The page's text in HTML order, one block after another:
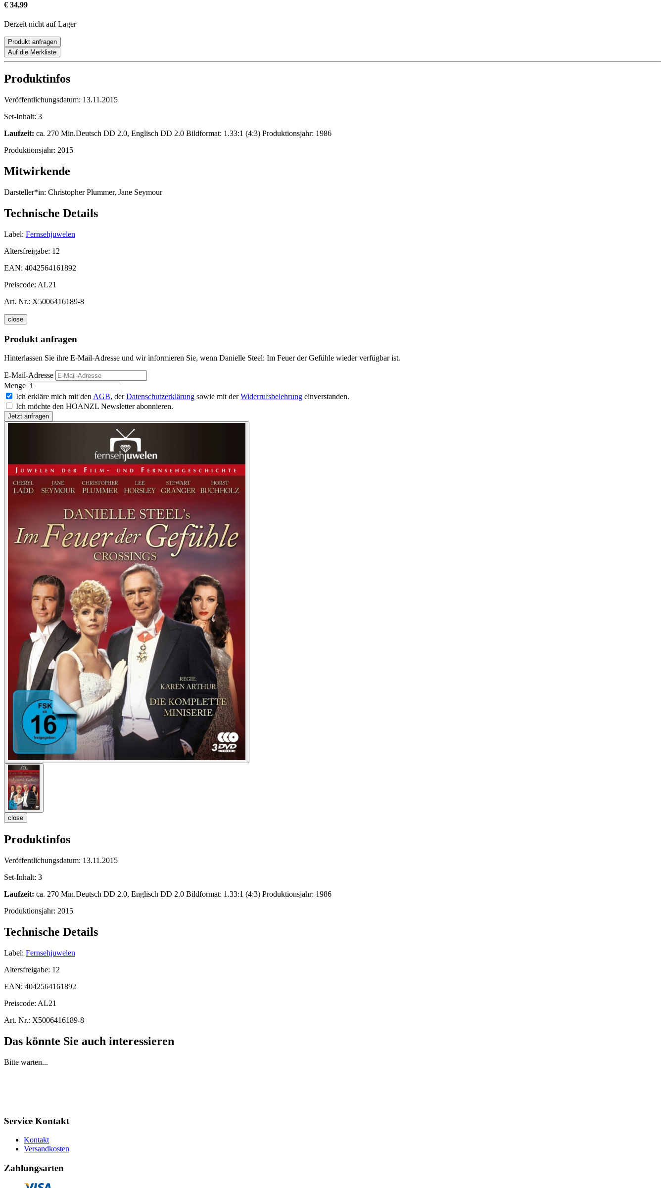
€ 34,99
Derzeit nicht auf Lager
Produkt anfragen
Auf die Merkliste
Produktinfos
Veröffentlichungsdatum: 13.11.2015
Set-Inhalt: 3
Laufzeit: ca. 270 Min.Deutsch DD 2.0, Englisch DD 2.0 Bildformat: 1.33:1 (4:3) Produktionsjahr: 1986
Produktionsjahr: 2015
Mitwirkende
Darsteller*in: Christopher Plummer, Jane Seymour
Technische Details
Label: Fernsehjuwelen
Altersfreigabe: 12
EAN: 4042564161892
Preiscode: AL21
Art. Nr.: X5006416189-8
close
Produkt anfragen
Hinterlassen Sie ihre E-Mail-Adresse und wir informieren Sie, wenn Danielle Steel: Im Feuer der Gefühle wieder verfügbar ist.
E-Mail-Adresse
Menge
Ich erkläre mich mit den AGB, derDatenschutzerklärung sowie mit derWiderrufsbelehrung einverstanden.
Ich möchte den HOANZL Newsletter abonnieren.
close
Produktinfos
Veröffentlichungsdatum: 13.11.2015
Set-Inhalt: 3
Laufzeit: ca. 270 Min.Deutsch DD 2.0, Englisch DD 2.0 Bildformat: 1.33:1 (4:3) Produktionsjahr: 1986
Produktionsjahr: 2015
Technische Details
Label: Fernsehjuwelen
Altersfreigabe: 12
EAN: 4042564161892
Preiscode: AL21
Art. Nr.: X5006416189-8
Das könnte Sie auch interessieren
Bitte warten...
Service Kontakt
Kontakt
Versandkosten
Zahlungsarten